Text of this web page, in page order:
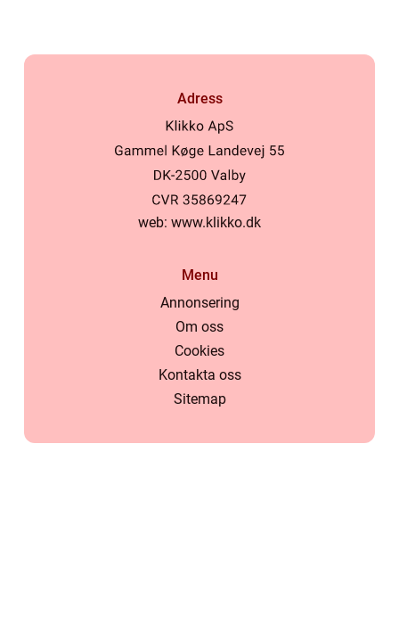
Adress
web: www.klikko.dk
Menu
Annonsering
Om oss
Cookies
Kontakta oss
Sitemap